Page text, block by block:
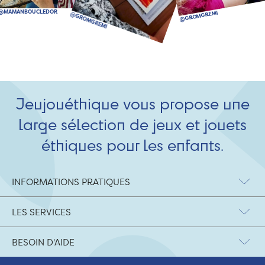
Jeujouéthique vous propose une
large sélection de jeux et jouets
éthiques pour les enfants.
INFORMATIONS PRATIQUES
LES SERVICES
BESOIN D'AIDE